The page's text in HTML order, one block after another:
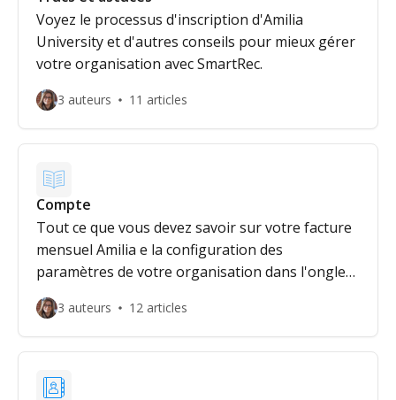
Voyez le processus d'inscription d'Amilia
University et d'autres conseils pour mieux gérer
votre organisation avec SmartRec.
3 auteurs 11 articles
Compte
Tout ce que vous devez savoir sur votre facture
mensuel Amilia e la configuration des
paramètres de votre organisation dans l'onglet
Compte.
3 auteurs 12 articles